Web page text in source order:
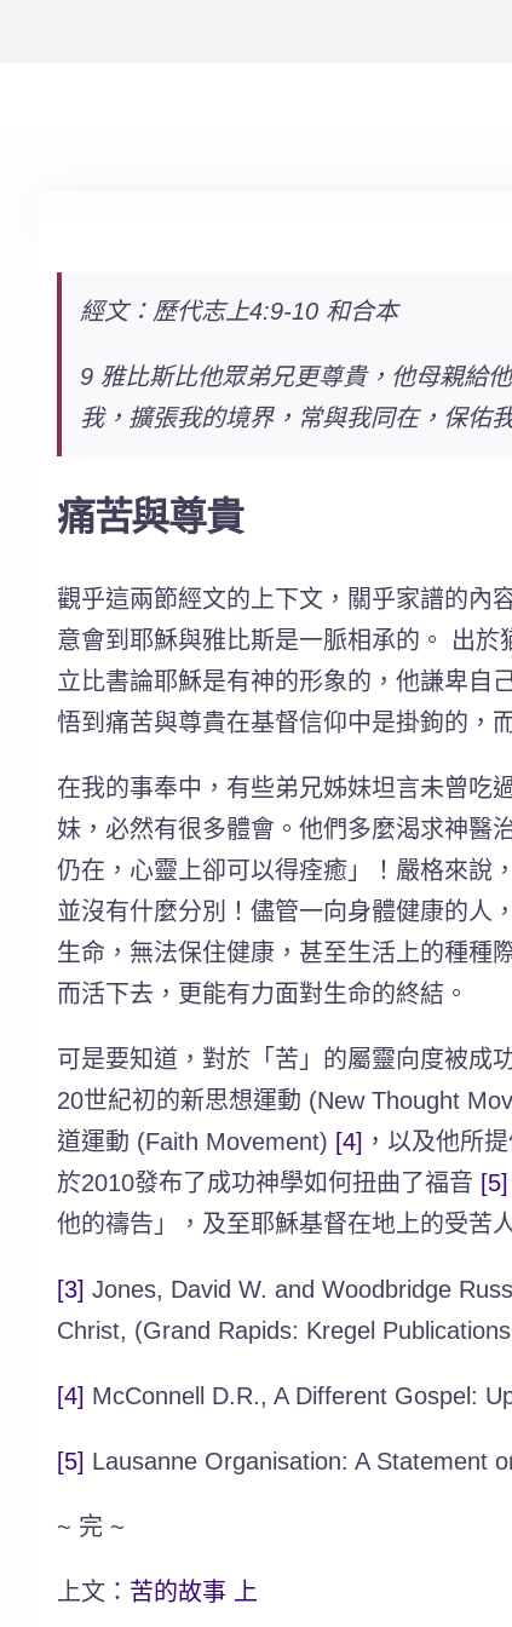
經文： 歷代志上4:9-10 和合本
9 雅比斯比他眾弟兄更尊貴，他母親給
我，擴張我的境界，常與我同在，保
痛苦與尊貴
觀乎這兩節經文的上下文，關乎家譜的內
意會到耶穌與雅比斯是一脈相承的。 出
立比書論耶穌是有神的形象的，他謙卑自
悟到痛苦與尊貴在基督信仰中是掛鉤的，
在我的事奉中，有些弟兄姊妹坦言未曾吃
妹，必然有很多體會。他們多麼渴求神醫
仍在，心靈上卻可以得痊癒」！嚴格來說
並沒有什麼分別！儘管一向身體健康的人
生命，無法保住健康，甚至生活上的種種
而活下去，更能有力面對生命的終結。
可是要知道，對於「苦」的屬靈向度被成
20世紀初的新思想運動 (New Thought
道運動 (Faith Movement) [4] ，以及他所
於2010發布了成功神學如何扭曲了福音 [5]
他的禱告」，及至耶穌基督在地上的受苦
[3] Jones, David W. and Woodbridge
Christ, (Grand Rapids: Kregel
[4] McConnell D.R., A Different Gospel:
[5] Lausanne Organisation: A Statement
~ 完 ~
上文： 苦的故事 上